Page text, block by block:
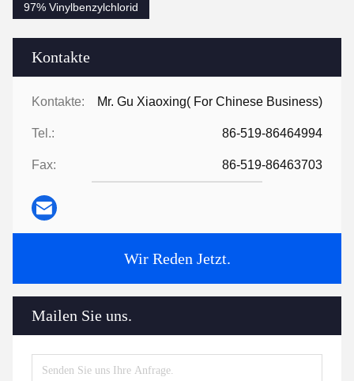
Kontakte
Kontakte: Mr. Gu Xiaoxing( For Chinese Business)
Tel.: 86-519-86464994
Fax: 86-519-86463703
Wir Reden Jetzt.
Mailen Sie uns.
97% Vinylbenzylchlorid